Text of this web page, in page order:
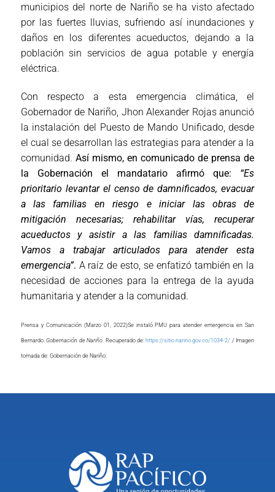
municipios del norte de Nariño se ha visto afectado
por las fuertes lluvias, sufriendo así inundaciones y
daños en los diferentes acueductos, dejando a la
población sin servicios de agua potable y energía
eléctrica.
Con respecto a esta emergencia climática, el
Gobernador de Nariño, Jhon Alexander Rojas anunció
la instalación del Puesto de Mando Unificado, desde
el cual se desarrollan las estrategias para atender a la
comunidad. Así mismo, en comunicado de prensa de
la Gobernación el mandatario afirmó que: “Es
prioritario levantar el censo de damnificados, evacuar
a las familias en riesgo e iniciar las obras de
mitigación necesarias; rehabilitar vías, recuperar
acueductos y asistir a las familias damnificadas.
Vamos a trabajar articulados para atender esta
emergencia”. A raíz de esto, se enfatizó también en la
necesidad de acciones para la entrega de la ayuda
humanitaria y atender a la comunidad.
Prensa y Comunicación (Marzo 01, 2022)Se instaló PMU para atender emergencia en San
Bernardo.Gobernación de Nariño. Recuperado de: https://sitio.narino.gov.co/1034-2/ / Imagen
tomada de: Gobernación de Nariño.